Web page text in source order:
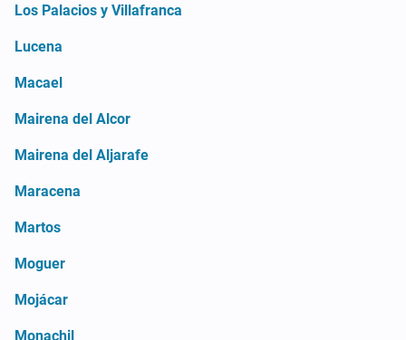
Los Palacios y Villafranca
Lucena
Macael
Mairena del Alcor
Mairena del Aljarafe
Maracena
Martos
Moguer
Mojácar
Monachil